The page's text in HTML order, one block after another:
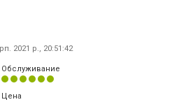
2021 р., 20:51:42
Обслуживание
Цена